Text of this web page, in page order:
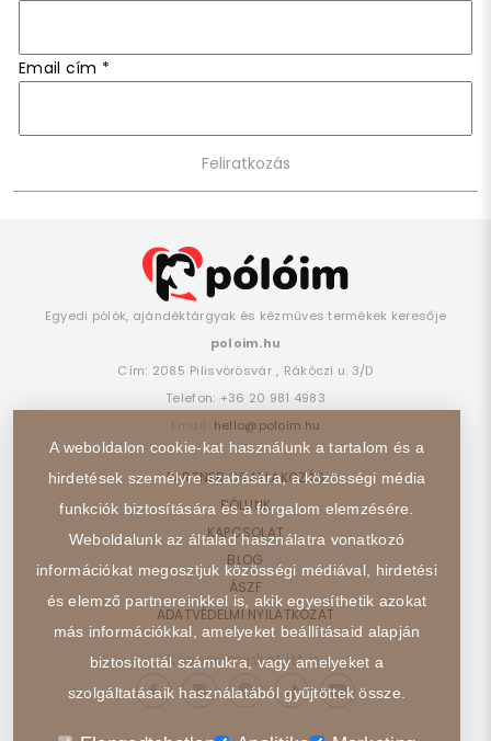
Email cím *
Egyedi pólók, ajándéktárgyak és kézműves termékek keresője
poloim.hu
Cím: 2085 Pilisvörösvár , Rákóczi u. 3/D
Telefon: +36 20 981 4983
hello@poloim.hu
PARTNER CSATLAKOZÁS
RÓLUNK
KAPCSOLAT
BLOG
ÁSZF
ADATVÉDELMI NYILATKOZAT
Kövess minket itt is:
A weboldalon cookie-kat használunk a tartalom és a
hirdetések személyre szabására, a közösségi média
funkciók biztosítására és a forgalom elemzésére.
Weboldalunk az általad használatra vonatkozó
információkat megosztjuk közösségi médiával, hirdetési
és elemző partnereinkkel is, akik egyesíthetik azokat
más információkkal, amelyeket beállításaid alapján
biztosítottál számukra, vagy amelyeket a
szolgáltatásaik használatából gyűjtöttek össze.